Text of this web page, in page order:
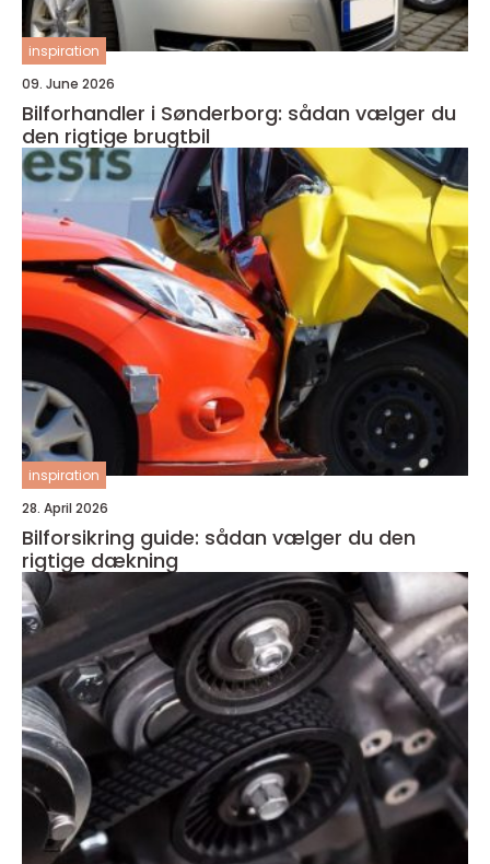
inspiration
09. June 2026
Bilforhandler i Sønderborg: sådan vælger du
den rigtige brugtbil
inspiration
28. April 2026
Bilforsikring guide: sådan vælger du den
rigtige dækning